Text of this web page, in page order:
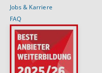
Jobs & Karriere
FAQ